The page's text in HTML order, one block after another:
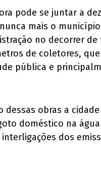
pode se juntar a
mais o
no decorrer de
de coletores,
pública e
obras a
doméstico na
dos